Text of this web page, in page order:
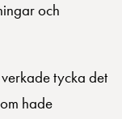
och
tycka det
hade